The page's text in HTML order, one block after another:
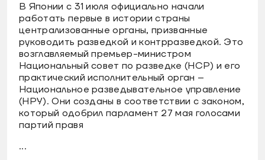
В Японии с 31 июля официально начали
работать первые в истории страны
централизованные органы, призванные
руководить разведкой и контрразведкой. Это
возглавляемый премьер-министром
Национальный совет по разведке (НСР) и его
практический исполнительный орган –
Национальное разведывательное управление
(НРУ). Они созданы в соответствии с законом,
который одобрил парламент 27 мая голосами
партий правя
...